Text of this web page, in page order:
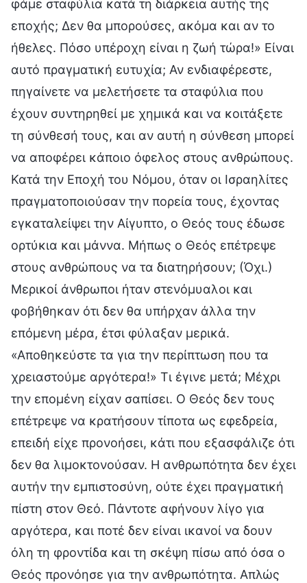
φάμε σταφύλια κατά τη διάρκεια αυτής της
εποχής; Δεν θα μπορούσες, ακόμα και αν το
ήθελες. Πόσο υπέροχη είναι η ζωή τώρα!» Είναι
αυτό πραγματική ευτυχία; Αν ενδιαφέρεστε,
πηγαίνετε να μελετήσετε τα σταφύλια που
έχουν συντηρηθεί με χημικά και να κοιτάξετε
τη σύνθεσή τους, και αν αυτή η σύνθεση μπορεί
να αποφέρει κάποιο όφελος στους ανθρώπους.
Κατά την Εποχή του Νόμου, όταν οι Ισραηλίτες
πραγματοποιούσαν την πορεία τους, έχοντας
εγκαταλείψει την Αίγυπτο, ο Θεός τους έδωσε
ορτύκια και μάννα. Μήπως ο Θεός επέτρεψε
στους ανθρώπους να τα διατηρήσουν; (Όχι.)
Μερικοί άνθρωποι ήταν στενόμυαλοι και
φοβήθηκαν ότι δεν θα υπήρχαν άλλα την
επόμενη μέρα, έτσι φύλαξαν μερικά.
«Αποθηκεύστε τα για την περίπτωση που τα
χρειαστούμε αργότερα!» Τι έγινε μετά; Μέχρι
την επομένη είχαν σαπίσει. Ο Θεός δεν τους
επέτρεψε να κρατήσουν τίποτα ως εφεδρεία,
επειδή είχε προνοήσει, κάτι που εξασφάλιζε ότι
δεν θα λιμοκτονούσαν. Η ανθρωπότητα δεν έχει
αυτήν την εμπιστοσύνη, ούτε έχει πραγματική
πίστη στον Θεό. Πάντοτε αφήνουν λίγο για
αργότερα, και ποτέ δεν είναι ικανοί να δουν
όλη τη φροντίδα και τη σκέψη πίσω από όσα ο
Θεός προνόησε για την ανθρωπότητα. Απλώς